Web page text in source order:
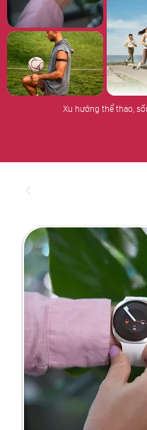
Xu hướng thể thao,